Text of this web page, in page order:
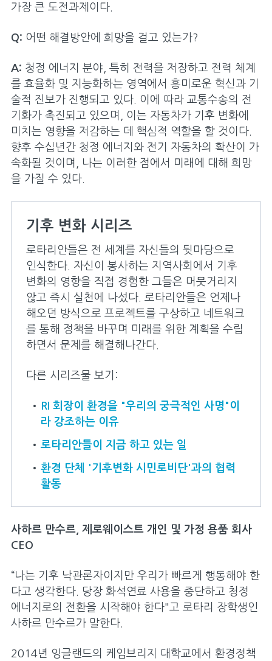
개요
평화 증진
질병 퇴치
깨끗한 물 공급
교육 지원
모자보건 향상
환경 보존
로타리의 재해 구호 활동
로타리 프로그램
개요
청소년 프로그램
평화 펠로우십
로타리 지역사회 봉사단
프레스센터
가장 큰 도전과제이다.
Q: 어떤 해결방안에 희망을 걸고 있는가?
A: 청정 에너지 분야, 특히 전력을 저장하고 전력 체계
를 효율화 및 지능화하는 영역에서 흥미로운 혁신과 기
술적 진보가 진행되고 있다. 이에 따라 교통수송의 전
기화가 촉진되고 있으며, 이는 자동차가 기후 변화에
미치는 영향을 저감하는 데 핵심적 역할을 할 것이다.
향후 수십년간 청정 에너지와 전기 자동차의 확산이 가
속화될 것이며, 나는 이러한 점에서 미래에 대해 희망
을 가질 수 있다.
기후 변화 시리즈
로타리안들은 전 세계를 자신들의 뒷마당으로
인식한다. 자신이 봉사하는 지역사회에서 기후
변화의 영향을 직접 경험한 그들은 머뭇거리지
않고 즉시 실천에 나섰다. 로타리안들은 언제나
해오던 방식으로 프로젝트를 구상하고 네트워크
를 통해 정책을 바꾸며 미래를 위한 계획을 수립
하면서 문제를 해결해나간다.
다른 시리즈물 보기:
RI 회장이 환경을 "우리의 궁극적인 사명"이
라 강조하는 이유
로타리안들이 지금 하고 있는 일
환경 단체 '기후변화 시민로비단'과의 협력
활동
사하르 만수르, 제로웨이스트 개인 및 가정 용품 회사
CEO
“나는 기후 낙관론자이지만 우리가 빠르게 행동해야 한
다고 생각한다. 당장 화석연료 사용을 중단하고 청정
에너지로의 전환을 시작해야 한다"고 로타리 장학생인
사하르 만수르가 말한다.
2014년 잉글랜드의 케임브리지 대학교에서 환경정책